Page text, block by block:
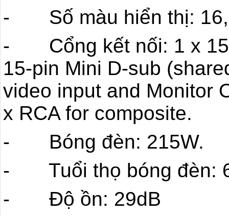
- Số màu hiển thị:
- Cổng kết nối: 1 x 15-
15-pin Mini D-sub
video input and Monitor
x RCA for composite.
- Bóng đèn: 215W.
- Tuổi thọ bóng đèn:
- Độ ồn: 29dB